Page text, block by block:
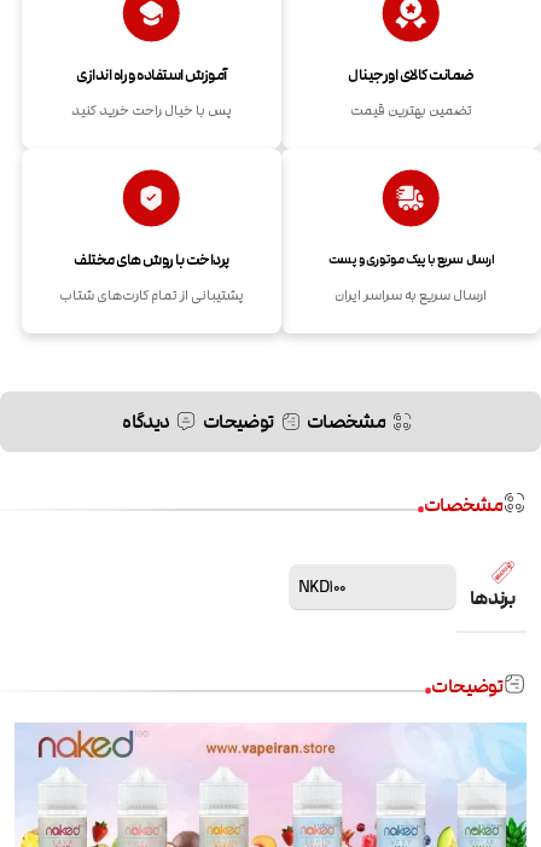
ضمانت کالای اورجینال
تضمین بهترین قیمت
آموزش استفاده و راه اندازی
پس با خیال راحت خرید کنید
ارسال سریع با پیک موتوری و پست
ارسال سریع به سراسر ایران
پرداخت با روش های مختلف
پشتیبانی از تمام کارت‌های شتاب
مشخصات توضیحات دیدگاه
مشخصات
برندها NKD100
توضیحات